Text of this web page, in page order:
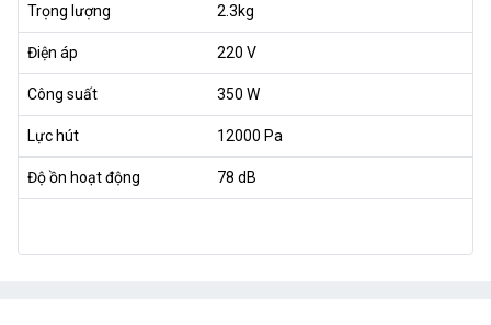
Trọng lượng 2.3kg
Điện áp 220 V
Công suất 350 W
Lực hút 12000 Pa
Độ ồn hoạt động 78 dB